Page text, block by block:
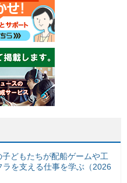
どもたちが配船ゲームや工
を支える仕事を学ぶ（2026